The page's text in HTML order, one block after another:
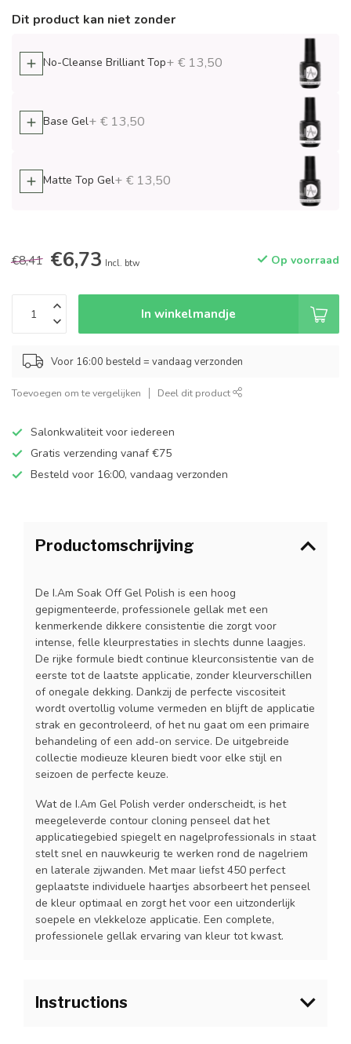
Dit product kan niet zonder
No-Cleanse Brilliant Top+ € 13,50
Base Gel+ € 13,50
Matte Top Gel+ € 13,50
€8,41 €6,73 Incl. btw Op voorraad
In winkelmandje
Voor 16:00 besteld = vandaag verzonden
Toevoegen om te vergelijken Deel dit product
Salonkwaliteit voor iedereen
Gratis verzending vanaf €75
Besteld voor 16:00, vandaag verzonden
Productomschrijving
De I.Am Soak Off Gel Polish is een hoog
gepigmenteerde, professionele gellak met een
kenmerkende dikkere consistentie die zorgt voor
intense, felle kleurprestaties in slechts dunne laagjes.
De rijke formule biedt continue kleurconsistentie van de
eerste tot de laatste applicatie, zonder kleurverschillen
of onegale dekking. Dankzij de perfecte viscositeit
wordt overtollig volume vermeden en blijft de applicatie
strak en gecontroleerd, of het nu gaat om een primaire
behandeling of een add-on service. De uitgebreide
collectie modieuze kleuren biedt voor elke stijl en
seizoen de perfecte keuze.
Wat de I.Am Gel Polish verder onderscheidt, is het
meegeleverde contour cloning penseel dat het
applicatiegebied spiegelt en nagelprofessionals in staat
stelt snel en nauwkeurig te werken rond de nagelriem
en laterale zijwanden. Met maar liefst 450 perfect
geplaatste individuele haartjes absorbeert het penseel
de kleur optimaal en zorgt het voor een uitzonderlijk
soepele en vlekkeloze applicatie. Een complete,
professionele gellak ervaring van kleur tot kwast.
Instructions